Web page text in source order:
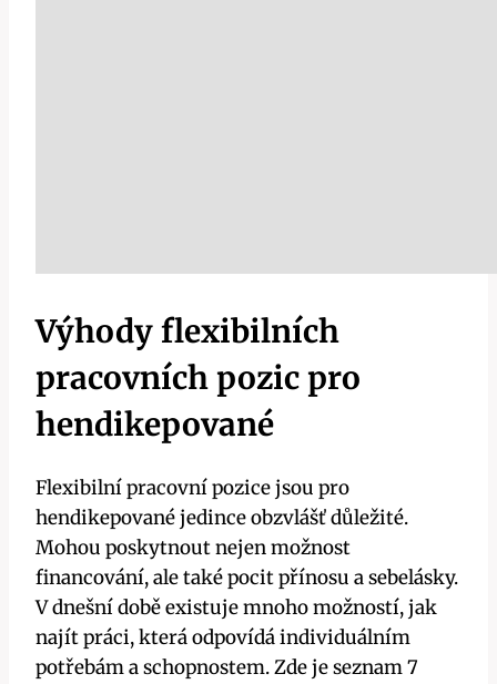
Výhody flexibilních
pracovních pozic pro
hendikepované
Flexibilní pracovní pozice jsou pro
hendikepované jedince obzvlášť důležité.
Mohou poskytnout nejen možnost
financování, ale také pocit přínosu a sebelásky.
V dnešní době existuje mnoho možností, jak
najít práci, která odpovídá individuálním
potřebám a schopnostem. Zde je seznam 7